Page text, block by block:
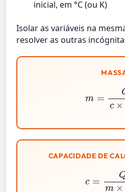
inicial, em °C (ou K)
Isolar as variáveis na
resolver as outras
×
CAPACIDADE DE
×